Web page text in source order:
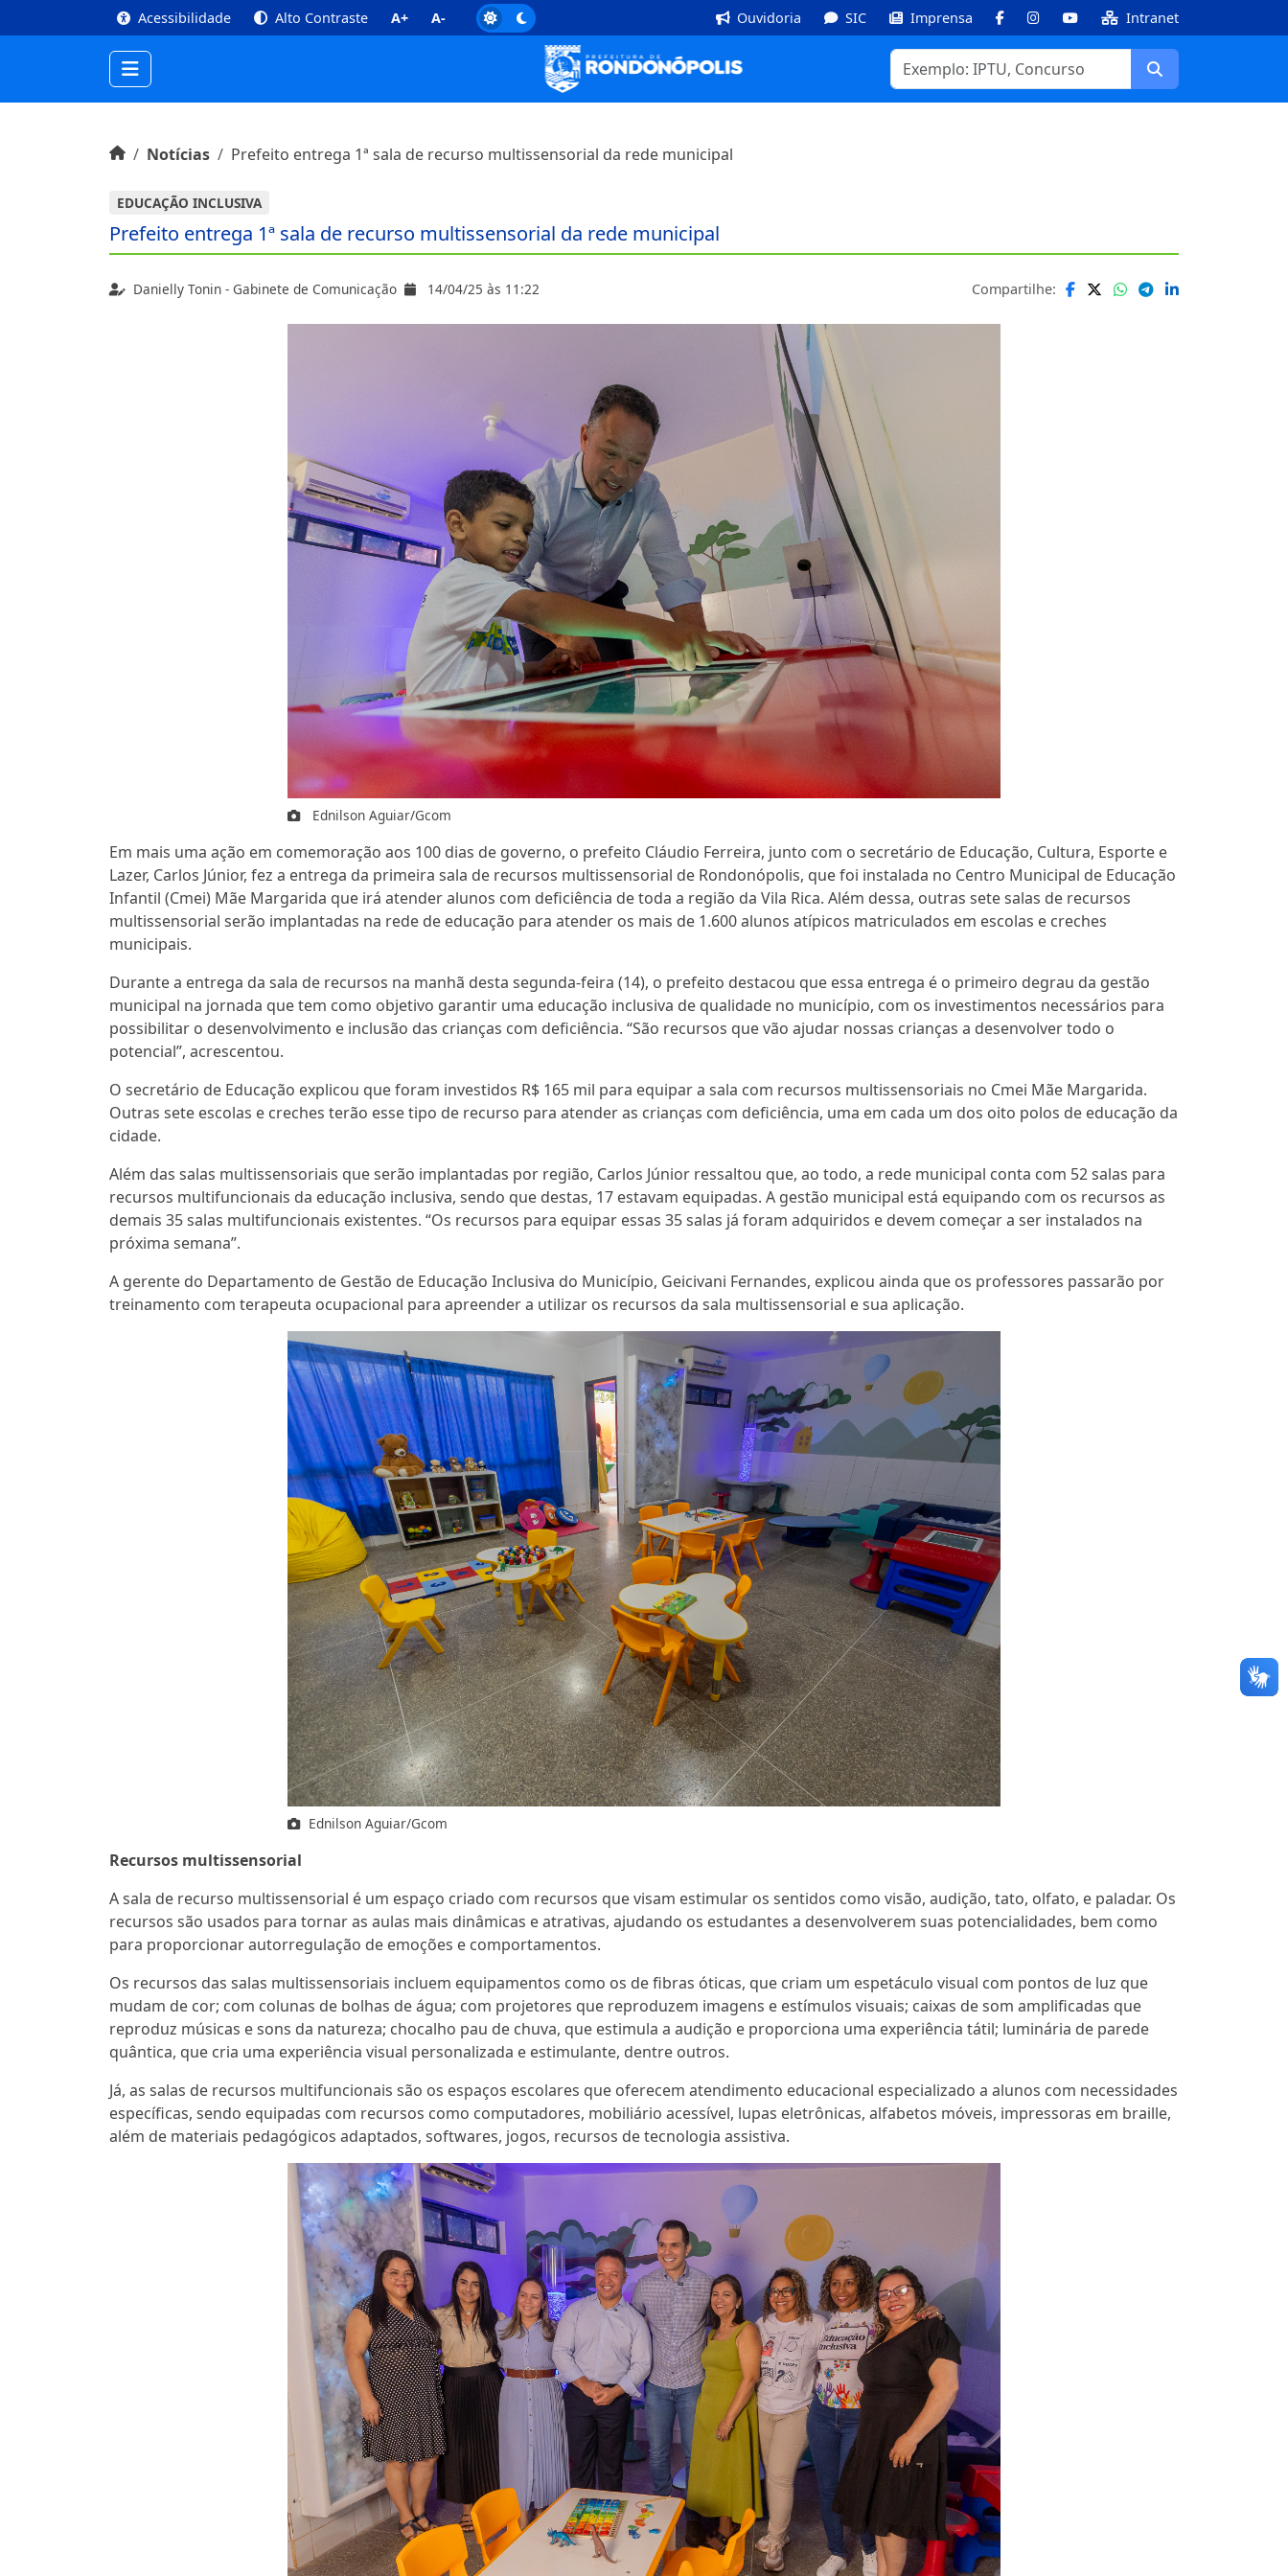
Conteúdo [1] Menu Principal [2] Busca [3] Rodapé [4]
Acessibilidade Alto Contraste A+ A- Ouvidoria SIC Imprensa FacebookInstagramYoutube Intranet
Buscar
Início do conteúdoInícioNotícias Prefeito entrega 1ª sala de recurso multissensorial da rede municipal
EDUCAÇÃO INCLUSIVA
Prefeito entrega 1ª sala de recurso multissensorial da rede municipal
Danielly Tonin - Gabinete de Comunicação 14/04/25 às 11:22 Compartilhe:
Ednilson Aguiar/Gcom
Em mais uma ação em comemoração aos 100 dias de governo, o prefeito Cláudio Ferreira, junto com o secretário de Educação, Cultura, Esporte e
Lazer, Carlos Júnior, fez a entrega da primeira sala de recursos multissensorial de Rondonópolis, que foi instalada no Centro Municipal de Educação
Infantil (Cmei) Mãe Margarida que irá atender alunos com deficiência de toda a região da Vila Rica. Além dessa, outras sete salas de recursos
multissensorial serão implantadas na rede de educação para atender os mais de 1.600 alunos atípicos matriculados em escolas e creches
municipais.
Durante a entrega da sala de recursos na manhã desta segunda-feira (14), o prefeito destacou que essa entrega é o primeiro degrau da gestão
municipal na jornada que tem como objetivo garantir uma educação inclusiva de qualidade no município, com os investimentos necessários para
possibilitar o desenvolvimento e inclusão das crianças com deficiência. “São recursos que vão ajudar nossas crianças a desenvolver todo o
potencial”, acrescentou.
O secretário de Educação explicou que foram investidos R$ 165 mil para equipar a sala com recursos multissensoriais no Cmei Mãe Margarida.
Outras sete escolas e creches terão esse tipo de recurso para atender as crianças com deficiência, uma em cada um dos oito polos de educação da
cidade.
Além das salas multissensoriais que serão implantadas por região, Carlos Júnior ressaltou que, ao todo, a rede municipal conta com 52 salas para
recursos multifuncionais da educação inclusiva, sendo que destas, 17 estavam equipadas. A gestão municipal está equipando com os recursos as
demais 35 salas multifuncionais existentes. “Os recursos para equipar essas 35 salas já foram adquiridos e devem começar a ser instalados na
próxima semana”.
A gerente do Departamento de Gestão de Educação Inclusiva do Município, Geicivani Fernandes, explicou ainda que os professores passarão por
treinamento com terapeuta ocupacional para apreender a utilizar os recursos da sala multissensorial e sua aplicação.
Ednilson Aguiar/Gcom
Recursos multissensorial
A sala de recurso multissensorial é um espaço criado com recursos que visam estimular os sentidos como visão, audição, tato, olfato, e paladar. Os
recursos são usados para tornar as aulas mais dinâmicas e atrativas, ajudando os estudantes a desenvolverem suas potencialidades, bem como
para proporcionar autorregulação de emoções e comportamentos.
Os recursos das salas multissensoriais incluem equipamentos como os de fibras óticas, que criam um espetáculo visual com pontos de luz que
mudam de cor; com colunas de bolhas de água; com projetores que reproduzem imagens e estímulos visuais; caixas de som amplificadas que
reproduz músicas e sons da natureza; chocalho pau de chuva, que estimula a audição e proporciona uma experiência tátil; luminária de parede
quântica, que cria uma experiência visual personalizada e estimulante, dentre outros.
Já, as salas de recursos multifuncionais são os espaços escolares que oferecem atendimento educacional especializado a alunos com necessidades
específicas, sendo equipadas com recursos como computadores, mobiliário acessível, lupas eletrônicas, alfabetos móveis, impressoras em braille,
além de materiais pedagógicos adaptados, softwares, jogos, recursos de tecnologia assistiva.